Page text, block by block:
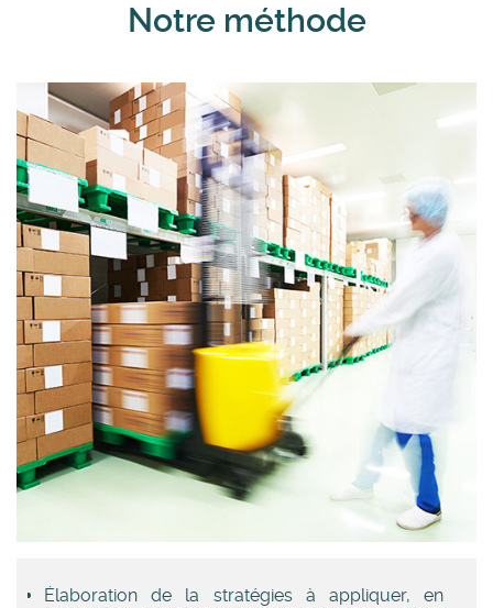
Notre méthode
Élaboration de la stratégies à appliquer, en